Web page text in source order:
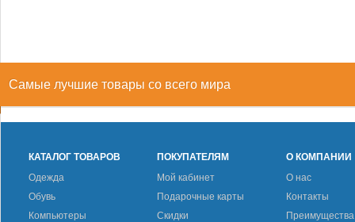
Самые лучшие товары со всего мира
КАТАЛОГ ТОВАРОВ
Одежда
Обувь
Компьютеры
ПОКУПАТЕЛЯМ
Мой кабинет
Подарочные карты
Скидки
О КОМПАНИИ
О нас
Контакты
Преимущества